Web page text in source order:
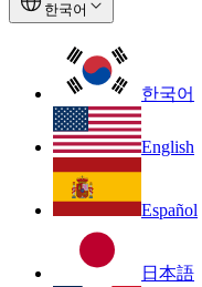
한국어
한국어
English
Español
日本語